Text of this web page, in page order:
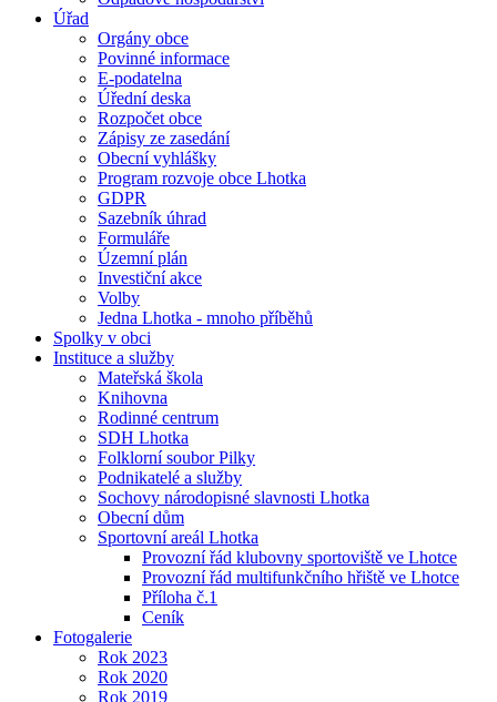
Úřad
Orgány obce
Povinné informace
E-podatelna
Úřední deska
Rozpočet obce
Zápisy ze zasedání
Obecní vyhlášky
Program rozvoje obce Lhotka
GDPR
Sazebník úhrad
Formuláře
Územní plán
Investiční akce
Volby
Jedna Lhotka - mnoho příběhů
Spolky v obci
Instituce a služby
Mateřská škola
Knihovna
Rodinné centrum
SDH Lhotka
Folklorní soubor Pilky
Podnikatelé a služby
Sochovy národopisné slavnosti Lhotka
Obecní dům
Sportovní areál Lhotka
Provozní řád klubovny sportoviště ve Lhotce
Provozní řád multifunkčního hřiště ve Lhotce
Příloha č.1
Ceník
Fotogalerie
Rok 2023
Rok 2020
Rok 2019